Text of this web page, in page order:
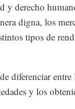
y derecho
digna, los
tipos de
diferenciar
y los